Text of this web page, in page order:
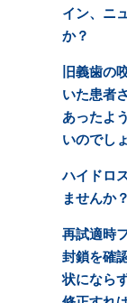
イン、ニ
か？
旧義歯の
いた患者
あったよ
いのでし
ハイドロ
ませんか？
再試適時
封鎖を確
状になら